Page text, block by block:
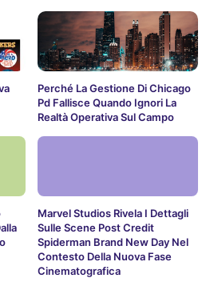
Perché La Gestione Di Chicago
Pd Fallisce Quando Ignori La
Realtà Operativa Sul Campo
Marvel Studios Rivela I Dettagli
Sulle Scene Post Credit
Spiderman Brand New Day Nel
Contesto Della Nuova Fase
Cinematografica